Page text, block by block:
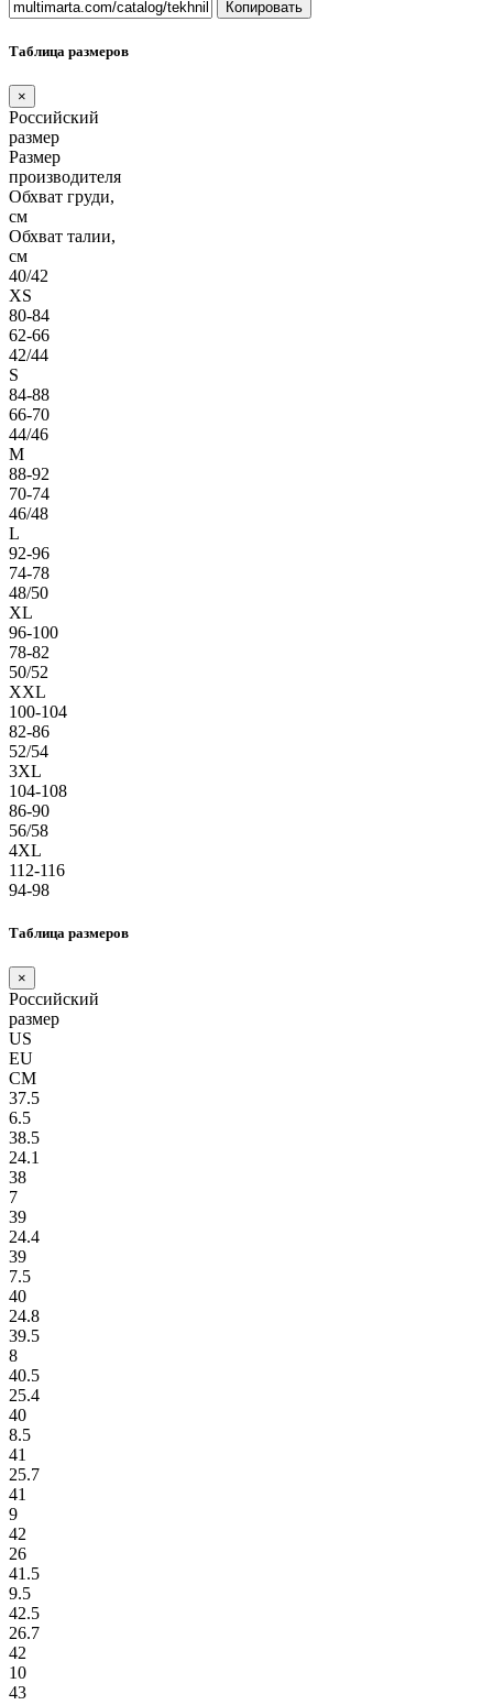
Копировать
Таблица размеров
×
Российский
размер
Размер
производителя
Обхват груди,
см
Обхват талии,
см
40/42
XS
80-84
62-66
42/44
S
84-88
66-70
44/46
M
88-92
70-74
46/48
L
92-96
74-78
48/50
XL
96-100
78-82
50/52
XXL
100-104
82-86
52/54
3XL
104-108
86-90
56/58
4XL
112-116
94-98
Таблица размеров
×
Российский
размер
US
EU
СМ
37.5
6.5
38.5
24.1
38
7
39
24.4
39
7.5
40
24.8
39.5
8
40.5
25.4
40
8.5
41
25.7
41
9
42
26
41.5
9.5
42.5
26.7
42
10
43